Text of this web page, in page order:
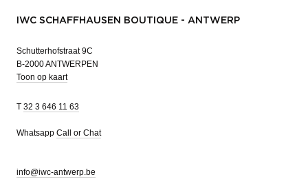
IWC SCHAFFHAUSEN BOUTIQUE - ANTWERP
Schutterhofstraat 9C
B-2000 ANTWERPEN
Toon op kaart
T 32 3 646 11 63
Whatsapp Call or Chat
info@iwc-antwerp.be